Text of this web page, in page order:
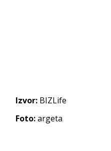
Izvor: BIZLife
Foto:argeta